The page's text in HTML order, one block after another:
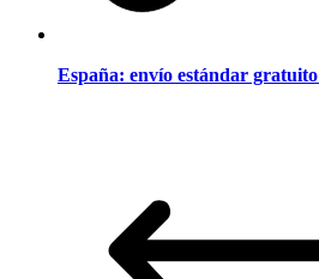
España: envío estándar gratuito